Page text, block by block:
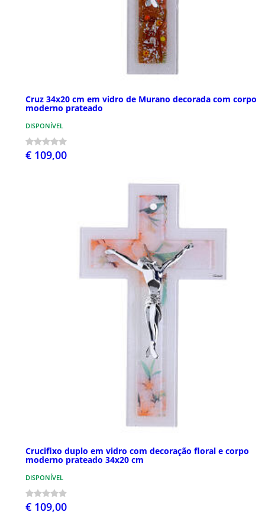
Cruz 34x20 cm em vidro de Murano decorada com corpo
moderno prateado
DISPONÍVEL
€ 109,00
Crucifixo duplo em vidro com decoração floral e corpo
moderno prateado 34x20 cm
DISPONÍVEL
€ 109,00